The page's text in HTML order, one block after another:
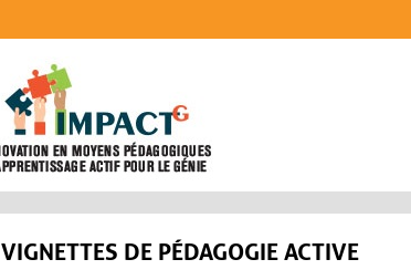
VIGNETTES DE PÉDAGOGIE ACTIVE